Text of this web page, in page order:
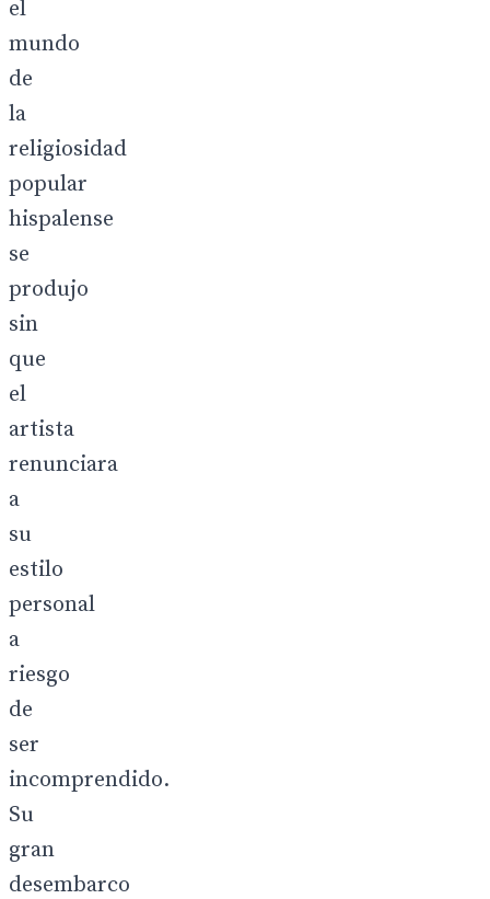
el
mundo
de
la
religiosidad
popular
hispalense
se
produjo
sin
que
el
artista
renunciara
a
su
estilo
personal
a
riesgo
de
ser
incomprendido.
Su
gran
desembarco